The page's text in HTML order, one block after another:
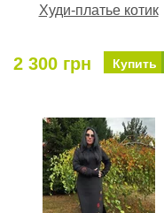
Худи-платье котик
2 300 грн Купить